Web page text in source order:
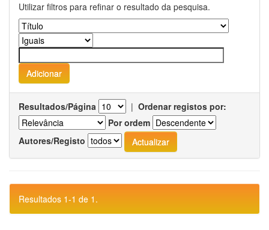
Utilizar filtros para refinar o resultado da pesquisa.
Resultados/Página | Ordenar registos por:
Por ordem
Autores/Registo
Resultados 1-1 de 1.